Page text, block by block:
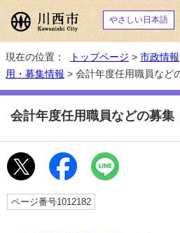
やさしい日本語
現在の位置： トップページ > 市政情報
用・募集情報 > 会計年度任用職員など
会計年度任用職員などの募集
ページ番号1012182